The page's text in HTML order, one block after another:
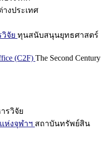
งประเทศ
จัย ทุนสนับสนุนยุทธศาสตร์
(C2F) The Second Century
รวิจัย
ห่งจุฬาฯ สถาบันทรัพย์สิน